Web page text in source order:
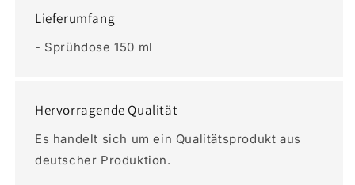
Lieferumfang
- Sprühdose 150 ml
Hervorragende Qualität
Es handelt sich um ein Qualitätsprodukt aus
deutscher Produktion.